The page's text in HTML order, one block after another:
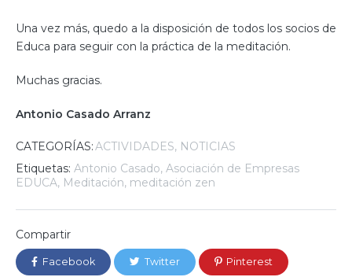
Una vez más, quedo a la disposición de todos los socios de
Educa para seguir con la práctica de la meditación.
Muchas gracias.
Antonio Casado Arranz
CATEGORÍAS:ACTIVIDADES NOTICIAS
Etiquetas: Antonio Casado, Asociación de Empresas
EDUCA, Meditación, meditación zen
Compartir
Facebook Twitter Pinterest